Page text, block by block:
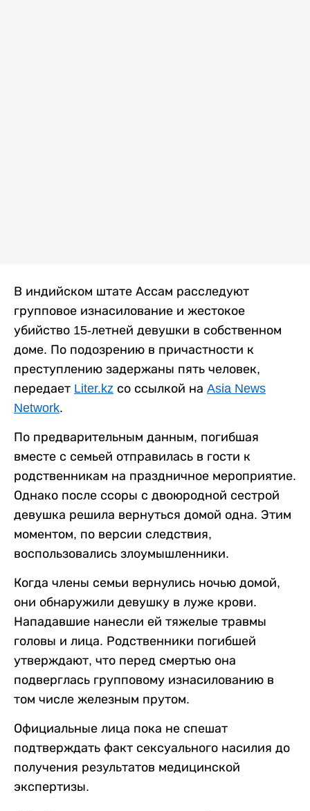
В индийском штате Ассам расследуют
групповое изнасилование и жестокое
убийство 15-летней девушки в собственном
доме. По подозрению в причастности к
преступлению задержаны пять человек,
передает Liter.kz со ссылкой на Asia News
Network.
По предварительным данным, погибшая
вместе с семьей отправилась в гости к
родственникам на праздничное мероприятие.
Однако после ссоры с двоюродной сестрой
девушка решила вернуться домой одна. Этим
моментом, по версии следствия,
воспользовались злоумышленники.
Когда члены семьи вернулись ночью домой,
они обнаружили девушку в луже крови.
Нападавшие нанесли ей тяжелые травмы
головы и лица. Родственники погибшей
утверждают, что перед смертью она
подверглась групповому изнасилованию в
том числе железным прутом.
Официальные лица пока не спешат
подтверждать факт сексуального насилия до
получения результатов медицинской
экспертизы.